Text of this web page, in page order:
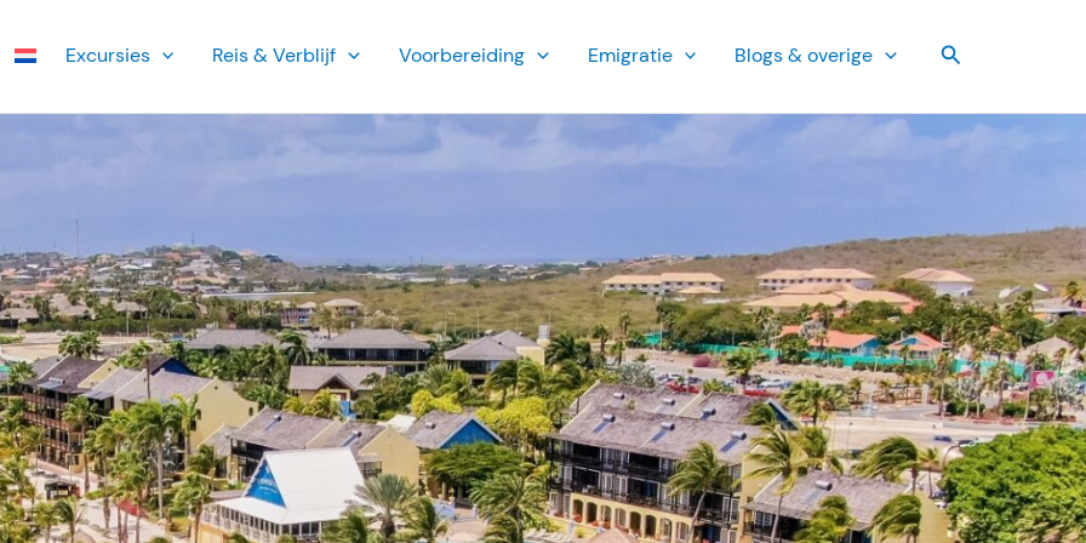
Ex­cursies Reis & Verblijf Voorbereiding Emi­gratie Blogs & overige Zoeken